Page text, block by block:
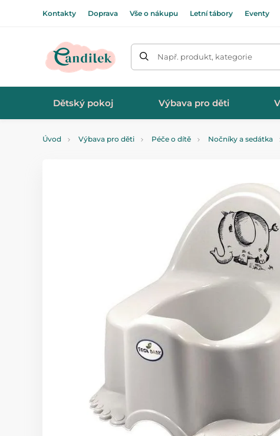
Kontakty Doprava Vše o nákupu Letní tábory Eventy
Např. produkt, kategorie
Dětský pokoj Výbava pro děti
Úvod Výbava pro děti Péče o dítě Nočníky a sedátka